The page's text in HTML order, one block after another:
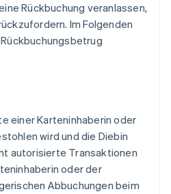
Rückbuchung veranlassen,
Im Folgenden
einer Karteninhaberin oder
wird und die Diebin
autorisierte Transaktionen
oder der
Abbuchungen beim